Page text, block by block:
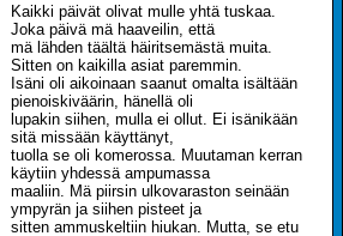
Kaikki päivät olivat mulle yhtä tuskaa.
Joka päivä mä haaveilin, että
mä lähden täältä häiritsemästä muita.
Sitten on kaikilla asiat paremmin.
Isäni oli aikoinaan saanut omalta isältään
pienoiskiväärin, hänellä oli
lupakin siihen, mulla ei ollut. Ei isänikään
sitä missään käyttänyt,
tuolla se oli komerossa. Muutaman kerran
käytiin yhdessä ampumassa
maaliin. Mä piirsin ulkovaraston seinään
ympyrän ja siihen pisteet ja
sitten ammuskeltiin hiukan. Mutta, se etu